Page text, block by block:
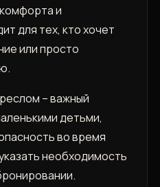
и
для тех‚ кто хочет
или просто
– важный
детьми‚
во время
необходимость